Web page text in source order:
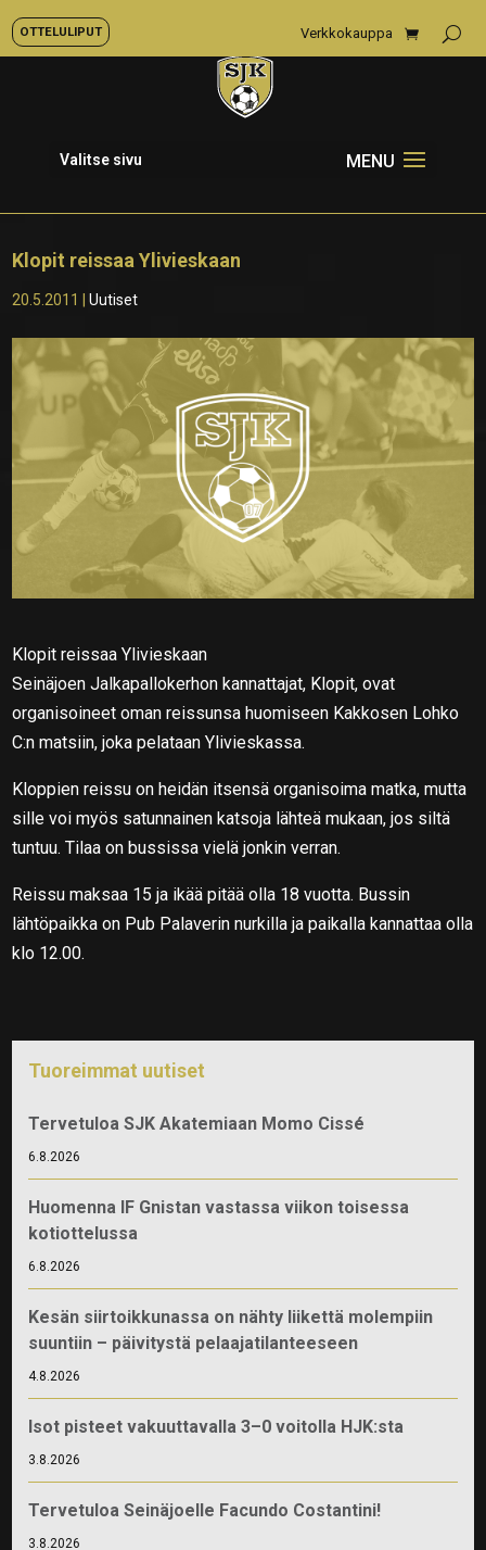
OTTELULIPUT Verkkokauppa
Valitse sivu
Klopit reissaa Ylivieskaan
20.5.2011 |Uutiset
Klopit reissaa Ylivieskaan
Seinäjoen Jalkapallokerhon kannattajat, Klopit, ovat
organisoineet oman reissunsa huomiseen Kakkosen Lohko
C:n matsiin, joka pelataan Ylivieskassa.
Kloppien reissu on heidän itsensä organisoima matka, mutta
sille voi myös satunnainen katsoja lähteä mukaan, jos siltä
tuntuu. Tilaa on bussissa vielä jonkin verran.
Reissu maksaa 15 ja ikää pitää olla 18 vuotta. Bussin
lähtöpaikka on Pub Palaverin nurkilla ja paikalla kannattaa olla
klo 12.00.
Tuoreimmat uutiset
Tervetuloa SJK Akatemiaan Momo Cissé
6.8.2026
Huomenna IF Gnistan vastassa viikon toisessa
kotiottelussa
6.8.2026
Kesän siirtoikkunassa on nähty liikettä molempiin
suuntiin – päivitystä pelaajatilanteeseen
4.8.2026
Isot pisteet vakuuttavalla 3–0 voitolla HJK:sta
3.8.2026
Tervetuloa Seinäjoelle Facundo Costantini!
3.8.2026